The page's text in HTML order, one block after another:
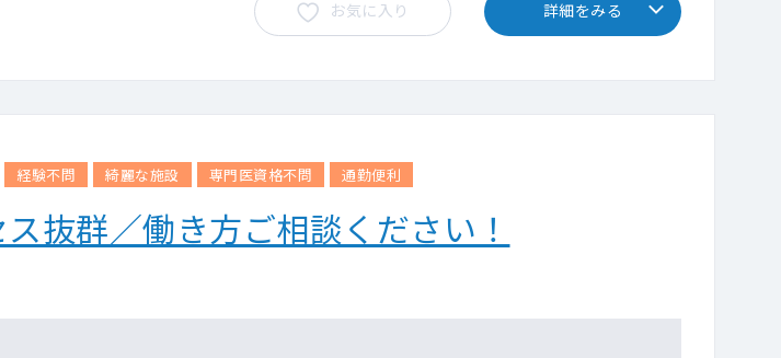
お気に入り 詳細をみる
経験不問 綺麗な施設 専門医資格不問 通勤便利
抜群／働き方ご相談ください！